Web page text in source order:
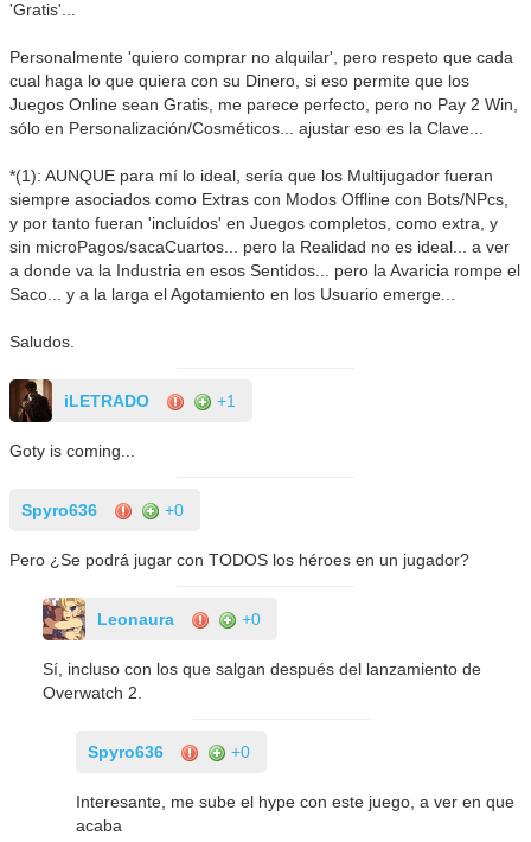
'Gratis'...
Personalmente 'quiero comprar no alquilar', pero respeto que cada
cual haga lo que quiera con su Dinero, si eso permite que los
Juegos Online sean Gratis, me parece perfecto, pero no Pay 2 Win,
sólo en Personalización/Cosméticos... ajustar eso es la Clave...
*(1): AUNQUE para mí lo ideal, sería que los Multijugador fueran
siempre asociados como Extras con Modos Offline con Bots/NPcs,
y por tanto fueran 'incluídos' en Juegos completos, como extra, y
sin microPagos/sacaCuartos... pero la Realidad no es ideal... a ver
a donde va la Industria en esos Sentidos... pero la Avaricia rompe el
Saco... y a la larga el Agotamiento en los Usuario emerge...
Saludos.
iLETRADO +1
Goty is coming...
Spyro636 +0
Pero ¿Se podrá jugar con TODOS los héroes en un jugador?
Leonaura +0
Sí, incluso con los que salgan después del lanzamiento de
Overwatch 2.
Spyro636 +0
Interesante, me sube el hype con este juego, a ver en que
acaba